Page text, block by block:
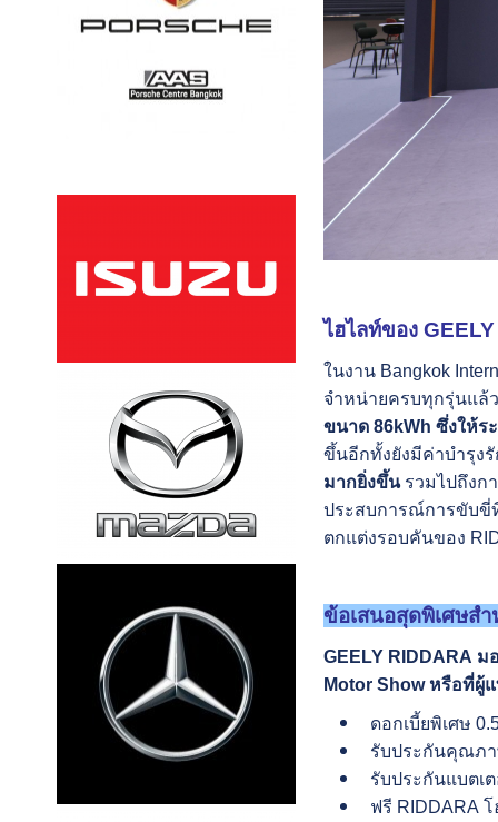
ไฮไลท์ของ
ในงาน Bangkok
จำหน่ายครบทุกรุ่นแ
ขนาด 86kWh ซึ่งให้ร
ขึ้นอีกทั้งยังมีค่าบำรุง
มากยิ่งขึ้น รวมไปถึงก
ประสบการณ์การขับขี่
ตกแต่งรอบคันของ
ข้อเสนอสุดพิเศษส
GEELY RIDDARA
Motor Show หรือที่ผู้
ดอกเบี้ยพิเศษ
รับประกันคุณภา
รับประกันแบตเ
ฟรี RIDDARA